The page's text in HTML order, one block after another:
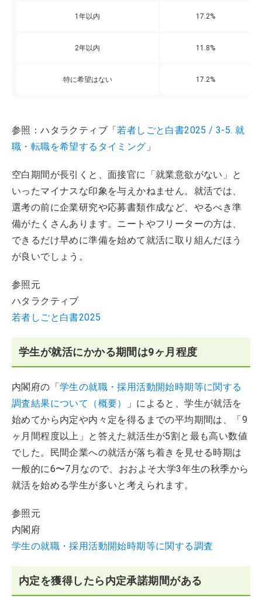
1年以内 17.2%
2年以内 11.8%
特に希望はない 17.2%
参照：ハタラクティブ「若者しごと白書2025 / 3-5. 就
職・転職を希望するタイミング 」
空白期間が長引くと、面接官に「就業意欲がない」と
いったマイナスな印象を与えかねません。就活では、
選考の前に企業研究や応募書類作成など、やるべき準
備がたくさんあります。ニートやフリーターの方は、
できるだけ早めに準備を始めて就活に取り組んだほう
が良いでしょう。
参照元
ハタラクティブ
若者しごと白書2025
学生が就活にかかる期間は9ヶ月程度
内閣府の「学生の就職・採用活動開始時期等に関する
調査結果について（概要）
」によると、学生が就活を
始めてから内定や内々定を得るまでの平均期間は、「9
ヶ月間程度以上」と答えた就活生が5割と最も高い数値
でした。民間企業への就活が落ち着きを見せる時期は
一般的に6〜7月なので、おおよそ大学3年生の秋季から
就活を始める学生が多いと考えられます。
参照元
内閣府
学生の就職・採用活動開始時期等に関する調査
内定を獲得したら内定承諾期間がある